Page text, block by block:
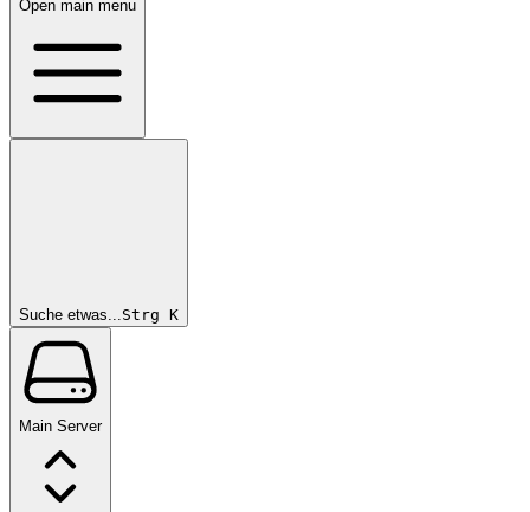
Open main menu
Suche etwas...Strg K
Main Server